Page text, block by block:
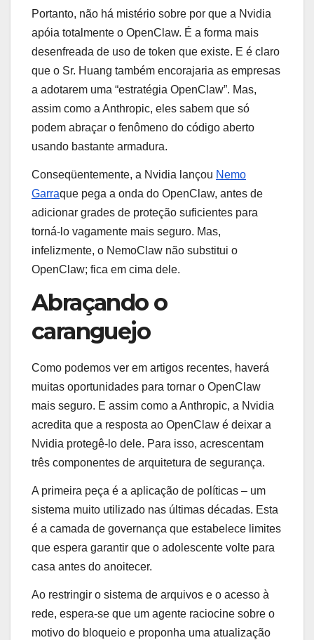
Portanto, não há mistério sobre por que a Nvidia
apóia totalmente o OpenClaw. É a forma mais
desenfreada de uso de token que existe. E é claro
que o Sr. Huang também encorajaria as empresas
a adotarem uma “estratégia OpenClaw”. Mas,
assim como a Anthropic, eles sabem que só
podem abraçar o fenômeno do código aberto
usando bastante armadura.
Conseqüentemente, a Nvidia lançou Nemo
Garraque pega a onda do OpenClaw, antes de
adicionar grades de proteção suficientes para
torná-lo vagamente mais seguro. Mas,
infelizmente, o NemoClaw não substitui o
OpenClaw; fica em cima dele.
Abraçando o
caranguejo
Como podemos ver em artigos recentes, haverá
muitas oportunidades para tornar o OpenClaw
mais seguro. E assim como a Anthropic, a Nvidia
acredita que a resposta ao OpenClaw é deixar a
Nvidia protegê-lo dele. Para isso, acrescentam
três componentes de arquitetura de segurança.
A primeira peça é a aplicação de políticas – um
sistema muito utilizado nas últimas décadas. Esta
é a camada de governança que estabelece limites
que espera garantir que o adolescente volte para
casa antes do anoitecer.
Ao restringir o sistema de arquivos e o acesso à
rede, espera-se que um agente raciocine sobre o
motivo do bloqueio e proponha uma atualização